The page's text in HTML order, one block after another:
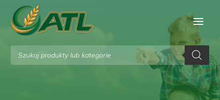
Wyszukiwarka
produktów